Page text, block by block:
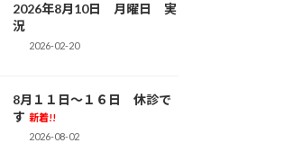
2026年8月10日 月曜日 実
況
2026-02-20
8月１１日〜１６日 休診で
す 新着!!
2026-08-02